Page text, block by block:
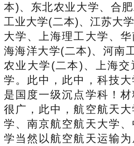
本)、东北农业大学、合
工业大学(二本)、江苏大
大学、上海理工大学、
海海洋大学(二本)、河南
农业大学(二本)、上海交
学。此中，此中，科技
是国度一级沉点学科！
很广，此中，航空航天
学、南京航空航天大学
学当然以航空航天运输